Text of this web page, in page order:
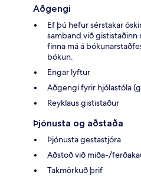
Aðgengi
Ef þú hefur sérstakar
samband við
finna má á
bókun.
Engar lyftur
Aðgengi fyrir hjólastóla
Reyklaus gististaður
Þjónusta og aðstaða
Þjónusta gestastjóra
Aðstoð við miða-/
Takmörkuð þrif